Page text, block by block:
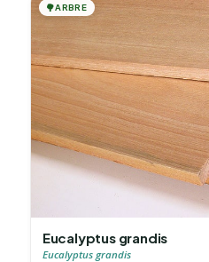
🌳ARBRE
Eucalyptus grandis
Eucalyptus grandis